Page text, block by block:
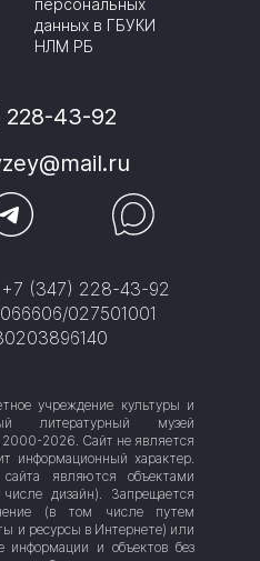
персональных
данных в ГБУКИ
НЛМ РБ
228-43-92
(347) 228-43-92
027501001
учреждение культуры и
литературный музей
2000-2026. Сайт не является
информационный характер.
являются объектами
дизайн). Запрещается
(в том числе путем
и ресурсы в Интернете) или
информации и объектов без